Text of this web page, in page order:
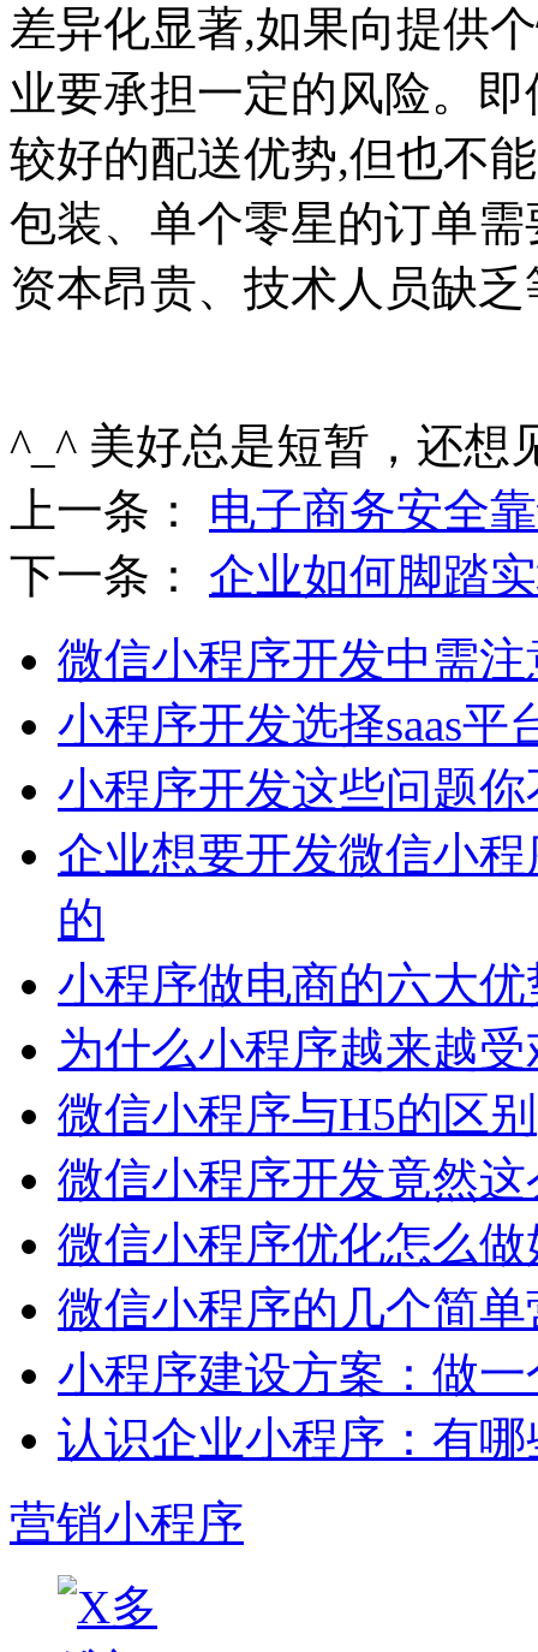
差异化显著,如果向提供
业要承担一定的风险。
较好的配送优势,但也不
包装、单个零星的订单
资本昂贵、技术人员缺
^_^ 美好总是短暂，还想
上一条： 电子商务安全
下一条： 企业如何脚踏
微信小程序开发中需
小程序开发选择saas平
小程序开发这些问题
企业想要开发微信小
的
小程序做电商的六大
为什么小程序越来越
微信小程序与H5的区别
微信小程序开发竟然这
微信小程序优化怎么做
微信小程序的几个简
小程序建设方案：做
认识企业小程序：有
营销小程序